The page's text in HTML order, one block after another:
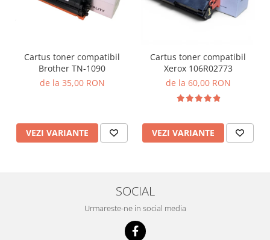
Cartus toner compatibil
Brother TN-1090
de la 35,00 RON
VEZI VARIANTE
Cartus toner compatibil
Xerox 106R02773
de la 60,00 RON
VEZI VARIANTE
SOCIAL
Urmareste-ne in social media